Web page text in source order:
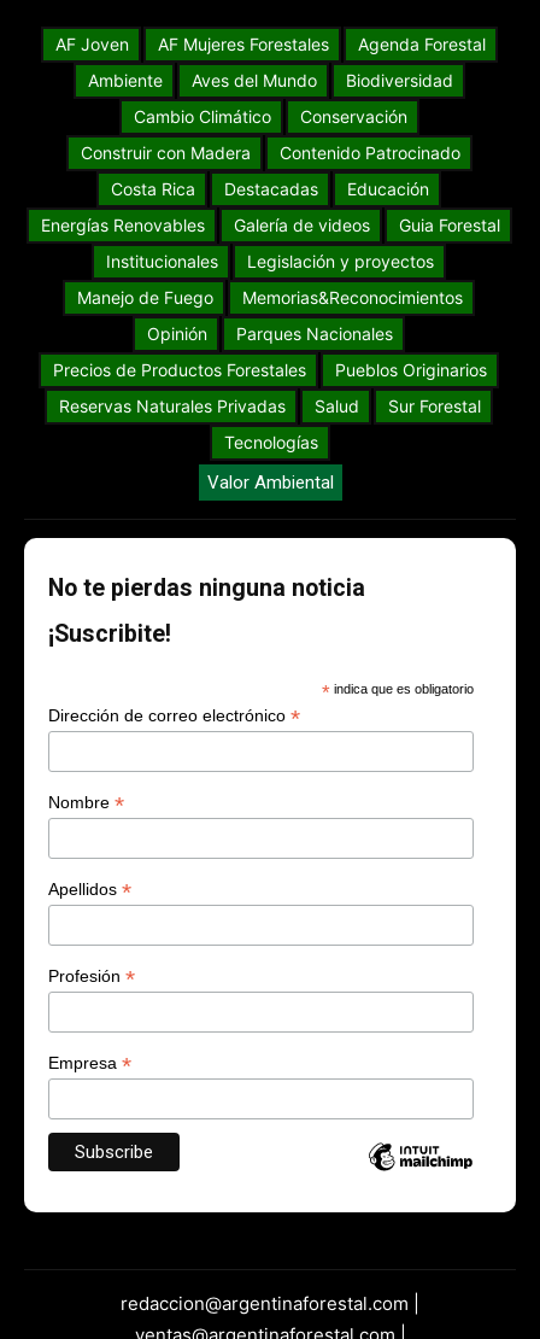
AF Joven AF Mujeres Forestales
Agenda Forestal
Ambiente
Aves del Mundo
Biodiversidad
Cambio Climático
Conservación
Construir con Madera
Contenido Patrocinado
Costa Rica
Destacadas
Educación
Energías Renovables
Galería de videos
Guia Forestal
Institucionales
Legislación y proyectos
Manejo de Fuego
Memorias&Reconocimientos
Opinión
Parques Nacionales
Precios de Productos Forestales
Pueblos Originarios
Reservas Naturales Privadas
Salud
Sur Forestal
Tecnologías
Valor Ambiental
No te pierdas ninguna noticia
¡Suscribite!
* indica que es obligatorio
Dirección de correo electrónico *
Nombre *
Apellidos *
Profesión *
Empresa *
redaccion@argentinaforestal.com |